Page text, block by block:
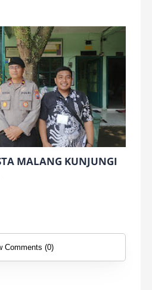
MALANG KUNJUNGI
Comments (0)